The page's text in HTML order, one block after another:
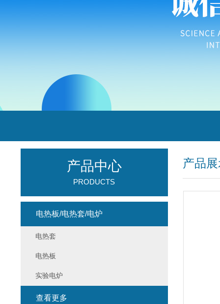
产品
产品中心
PRODUCTS
电热板/电热套/电炉
电热套
电热板
实验电炉
查看更多